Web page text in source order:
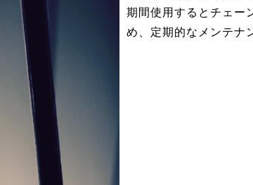
期間使用するとチェー
め、定期的なメンテナ